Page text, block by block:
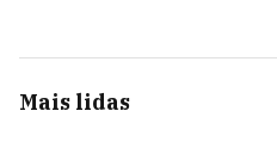
Mais lidas